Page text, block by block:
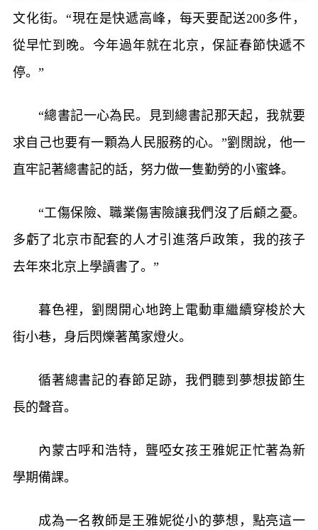
文化街。“現在是快遞高峰，每天要配送200多件，
從早忙到晚。今年過年就在北京，保証春節快遞不
停。”
“總書記一心為民。見到總書記那天起，我就要
求自己也要有一顆為人民服務的心。”劉闊說，他一
直牢記著總書記的話，努力做一隻勤勞的小蜜蜂。
“工傷保險、職業傷害險讓我們沒了后顧之憂。
多虧了北京市配套的人才引進落戶政策，我的孩子
去年來北京上學讀書了。”
暮色裡，劉闊開心地跨上電動車繼續穿梭於大
街小巷，身后閃爍著萬家燈火。
循著總書記的春節足跡，我們聽到夢想拔節生
長的聲音。
內蒙古呼和浩特，聾啞女孩王雅妮正忙著為新
學期備課。
成為一名教師是王雅妮從小的夢想，點亮這一